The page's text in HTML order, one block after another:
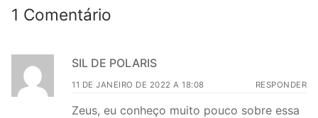
1 Comentário
SIL DE POLARIS
11 DE JANEIRO DE 2022 A 18:08 RESPONDER
Zeus, eu conheço muito pouco sobre essa